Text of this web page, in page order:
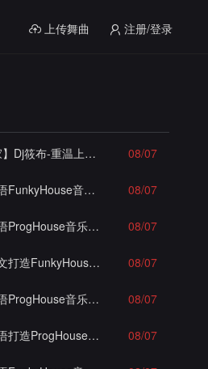
上传舞曲 注册/登录
【55Y独家】Dj筱布-重温上头包房经典死一样的痛苦Electro串烧 08/07
Dj张-全国语FunkyHouse音乐打造晴天私人订制谁明浪子心实录串烧Vol.1 08/07
Dj张-全国语ProgHouse音乐打造极致之冰徐颖思漂泊的感情实录串烧Vol.30 08/07
Dj张-全英文打造FunkyHouse音乐打造K9包房实录串烧 08/07
Dj张-全国语ProgHouse音乐打造小河马最佳损友实录串烧Vol.1 08/07
Dj张-国粤语打造ProgHouse音乐赠予一生之敌酷佳实录串烧Vol.3 08/07